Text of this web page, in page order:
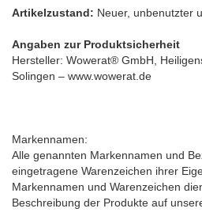
Artikelzustand: Neuer, unbenutzter
Angaben zur Produktsicherheit
Hersteller: Wowerat® GmbH,
Solingen – www.wowerat.de
Markennamen:
Alle genannten Markennamen und
eingetragene Warenzeichen ihrer
Markennamen und Warenzeichen
Beschreibung der Produkte auf